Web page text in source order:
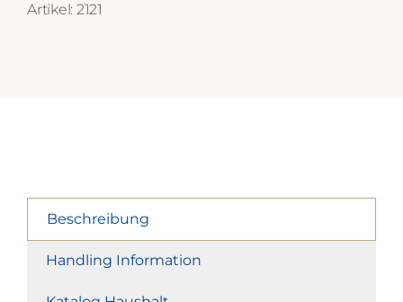
Artikel: 2121
Beschreibung
Handling Information